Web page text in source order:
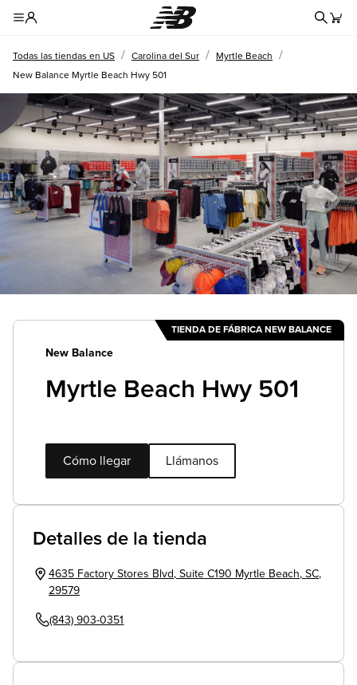
Todas las tiendas en US / Carolina del Sur / Myrtle Beach /
New Balance Myrtle Beach Hwy 501
TIENDA DE FÁBRICA NEW BALANCE
New Balance
Myrtle Beach Hwy 501
Cómo llegar Llámanos
Detalles de la tienda
4635 Factory Stores Blvd , Suite C190 Myrtle Beach, SC,
29579
(843) 903-0351